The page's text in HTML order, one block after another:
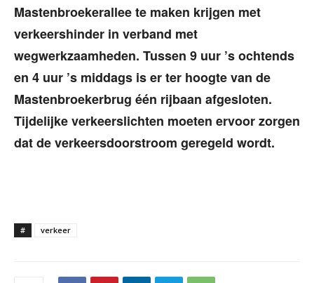
Mastenbroekerallee te maken krijgen met
verkeershinder in verband met
wegwerkzaamheden. Tussen 9 uur ’s ochtends
en 4 uur ’s middags is er ter hoogte van de
Mastenbroekerbrug één rijbaan afgesloten.
Tijdelijke verkeerslichten moeten ervoor zorgen
dat de verkeersdoorstroom geregeld wordt.
# verkeer